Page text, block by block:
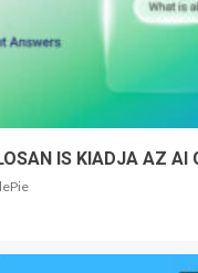
IS KIADJA AZ AI